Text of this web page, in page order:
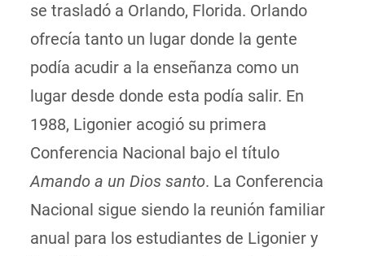
se trasladó a Orlando, Florida. Orlando
ofrecía tanto un lugar donde la gente
podía acudir a la enseñanza como un
lugar desde donde esta podía salir. En
1988, Ligonier acogió su primera
Conferencia Nacional bajo el título
Amando a un Dios santo. La Conferencia
Nacional sigue siendo la reunión familiar
anual para los estudiantes de Ligonier y